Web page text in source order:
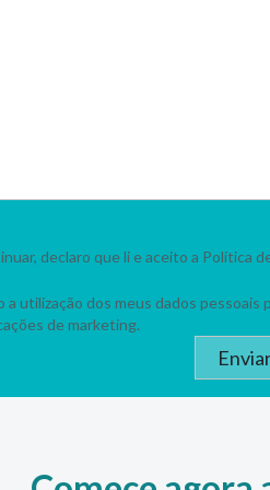
declaro que li e aceito a Política
a utilização dos meus dados
de marketing.